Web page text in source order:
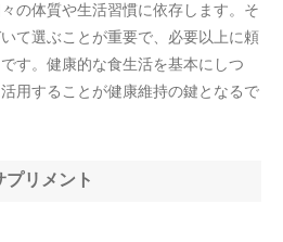
の体質や生活習慣に依存します。そ
て選ぶことが重要で、必要以上に頼
す。健康的な食生活を基本にしつ
用することが健康維持の鍵となるで
リメント